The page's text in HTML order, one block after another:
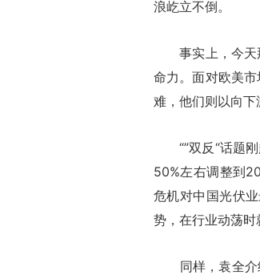
浪屹立不倒。
事实上，今天
命力。面对欧美
难，他们则以向下
“”双反“话题刚
50%左右调整到
危机对中国光伏
势，在行业动荡
同样，袁全介绍